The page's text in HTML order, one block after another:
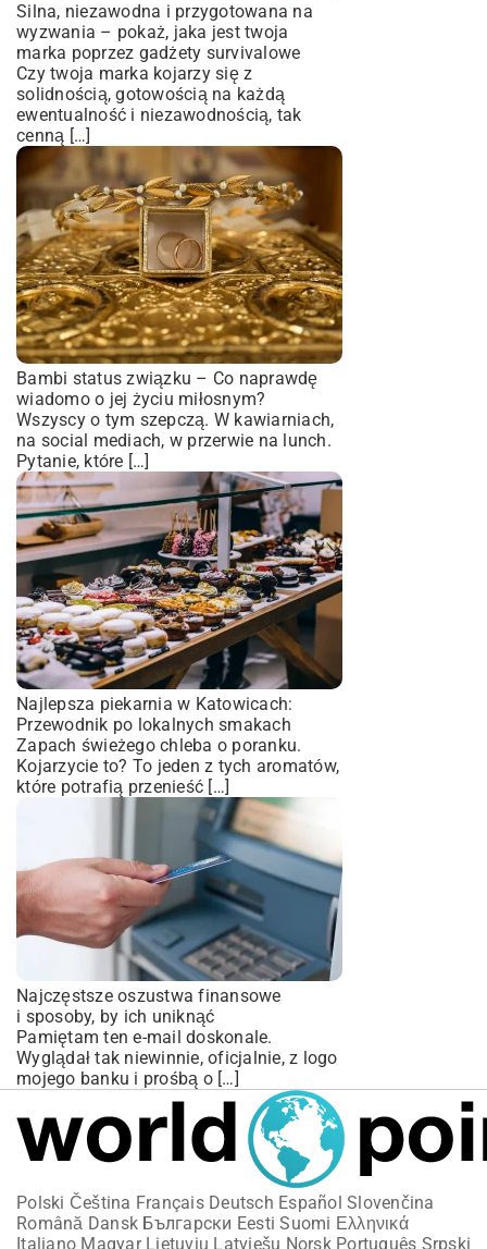
Silna, niezawodna i przygotowana na
wyzwania – pokaż, jaka jest twoja
marka poprzez gadżety survivalowe
Czy twoja marka kojarzy się z
solidnością, gotowością na każdą
ewentualność i niezawodnością, tak
cenną […]
Bambi status związku – Co naprawdę
wiadomo o jej życiu miłosnym?
Wszyscy o tym szepczą. W kawiarniach,
na social mediach, w przerwie na lunch.
Pytanie, które […]
Najlepsza piekarnia w Katowicach:
Przewodnik po lokalnych smakach
Zapach świeżego chleba o poranku.
Kojarzycie to? To jeden z tych aromatów,
które potrafią przenieść […]
Najczęstsze oszustwa finansowe
i sposoby, by ich uniknąć
Pamiętam ten e-mail doskonale.
Wyglądał tak niewinnie, oficjalnie, z logo
mojego banku i prośbą o […]
Polski Čeština Français Deutsch Español Slovenčina
Română Dansk Български Eesti Suomi Ελληνικά
Italiano Magyar Lietuvių Latviešu Norsk Português Srpski